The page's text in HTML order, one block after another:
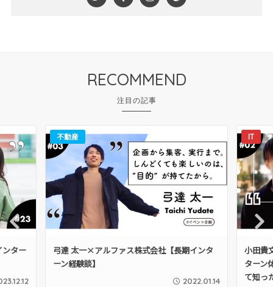
RECOMMEND
vio
us
ター
不動産
弓達 太一×アルファス株式会社【長期インタ
ーン経験談】
2022.01.14
IT
小田貴
ターン
て知っ
t